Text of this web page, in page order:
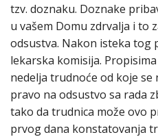
tzv. doznaku. Doznake
u vašem Domu zdrvalja i to
odsustva. Nakon isteka tog
lekarska komisija.
nedelja trudnoće od koje
pravo na odsustvo sa rada
tako da trudnica može ovo
prvog dana konstatovanja